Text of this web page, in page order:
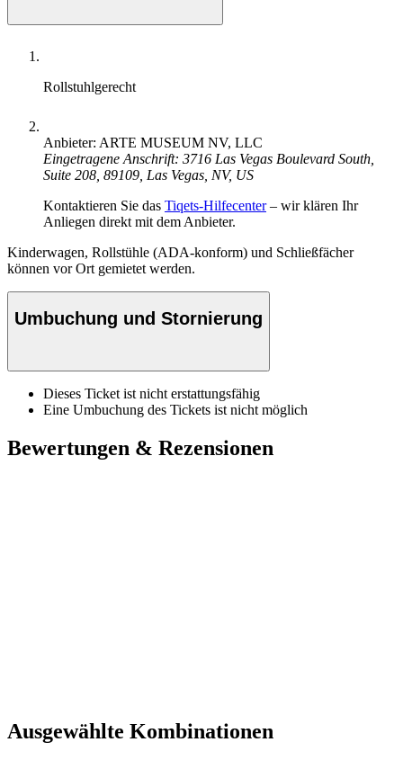
Rollstuhlgerecht
Anbieter: ARTE MUSEUM NV, LLC
Eingetragene Anschrift: 3716 Las Vegas Boulevard South,
Suite 208, 89109, Las Vegas, NV, US
Kontaktieren Sie das Tiqets-Hilfecenter– wir klären Ihr
Anliegen direkt mit dem Anbieter.
Kinderwagen, Rollstühle (ADA-konform) und Schließfächer
können vor Ort gemietet werden.
Umbuchung und Stornierung
Dieses Ticket ist nicht erstattungsfähig
Eine Umbuchung des Tickets ist nicht möglich
Bewertungen & Rezensionen
Ausgewählte Kombinationen